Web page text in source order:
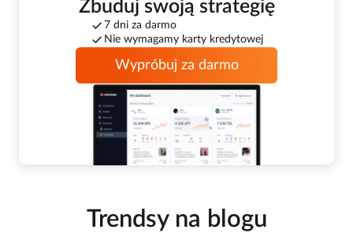
Zbuduj swoją strategię
7 dni za darmo
Nie wymagamy karty kredytowej
Wypróbuj za darmo
Trendsy na blogu